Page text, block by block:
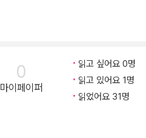
은 온라인 소설 플랫폼 브릿G에
생한 추리 동화다. 새로운 미스터
만 아니라, 처음으로 장르를 접하
는 책이다. 국내 최초 어린이 심
르문학상, 제12회 스토리킹 본심
0
마이페이퍼
읽고 싶어요 0명
읽고 있어요 1명
읽었어요 31명